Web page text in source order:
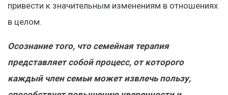
привести к значительным изменениям в отношениях
в целом.
Осознание того, что семейная терапия
представляет собой процесс, от которого
каждый член семьи может извлечь пользу,